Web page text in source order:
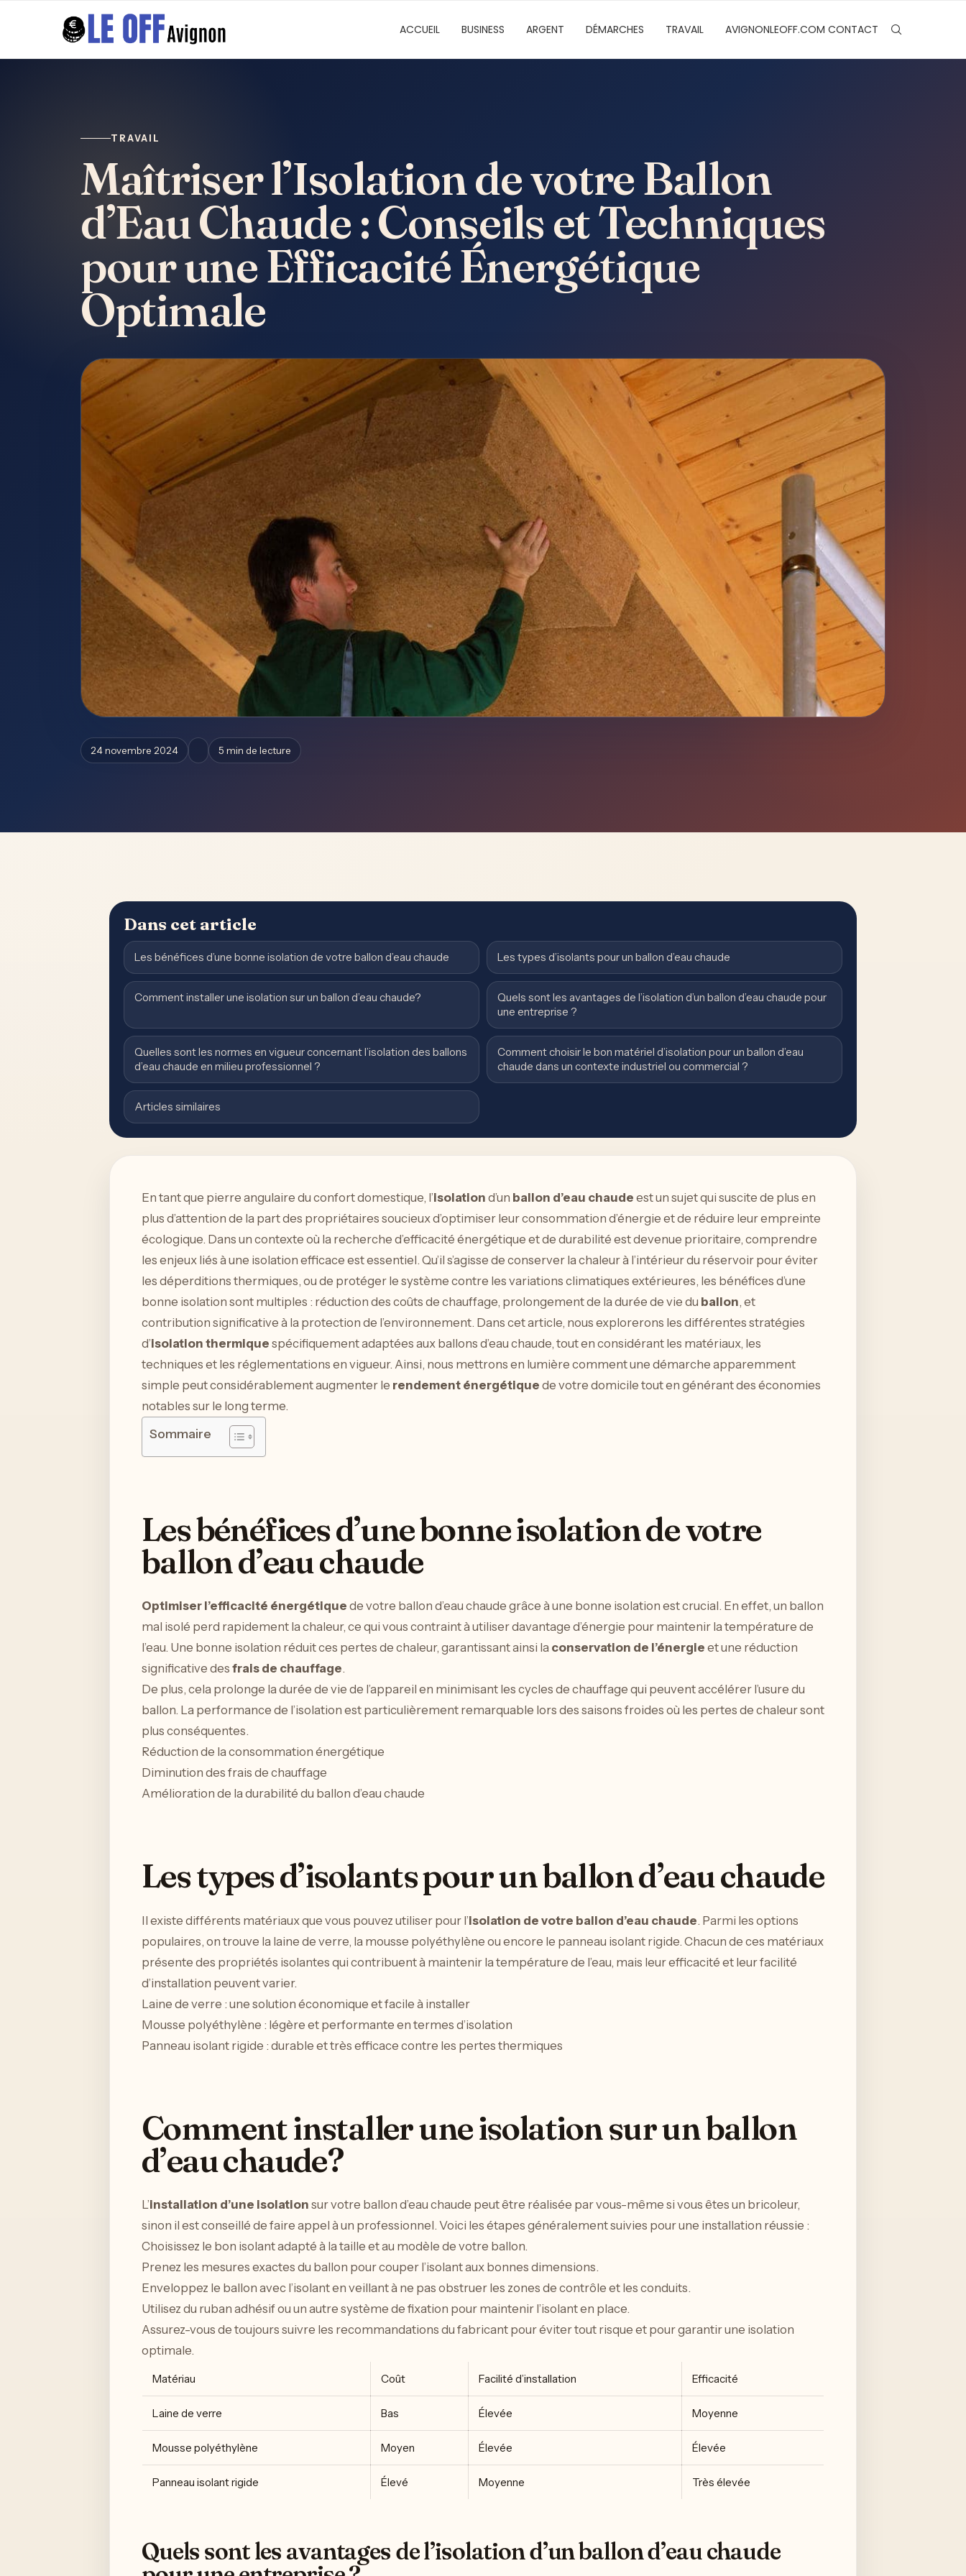
ACCUEIL BUSINESS ARGENT DÉMARCHES TRAVAIL AVIGNONLEOFF.COM CONTACT
TRAVAIL
Maîtriser l’Isolation de votre Ballon
d’Eau Chaude : Conseils et Techniques
pour une Efficacité Énergétique
Optimale
24 novembre 2024 5 min de lecture
Dans cet article
Les bénéfices d’une bonne isolation de votre ballon d’eau chaude Les types d’isolants pour un ballon d’eau chaude
Comment installer une isolation sur un ballon d’eau chaude?
Quels sont les avantages de l’isolation d’un ballon d’eau chaude pour
une entreprise ?
Quelles sont les normes en vigueur concernant l’isolation des ballons
d’eau chaude en milieu professionnel ?
Comment choisir le bon matériel d’isolation pour un ballon d’eau
chaude dans un contexte industriel ou commercial ?
Articles similaires
En tant que pierre angulaire du confort domestique, l’isolation d’un ballon d’eau chaude est un sujet qui suscite de plus en
plus d’attention de la part des propriétaires soucieux d’optimiser leur consommation d’énergie et de réduire leur empreinte
écologique. Dans un contexte où la recherche d’efficacité énergétique et de durabilité est devenue prioritaire, comprendre
les enjeux liés à une isolation efficace est essentiel. Qu’il s’agisse de conserver la chaleur à l’intérieur du réservoir pour éviter
les déperditions thermiques, ou de protéger le système contre les variations climatiques extérieures, les bénéfices d’une
bonne isolation sont multiples : réduction des coûts de chauffage, prolongement de la durée de vie du ballon, et
contribution significative à la protection de l’environnement. Dans cet article, nous explorerons les différentes stratégies
d’isolation thermique spécifiquement adaptées aux ballons d’eau chaude, tout en considérant les matériaux, les
techniques et les réglementations en vigueur. Ainsi, nous mettrons en lumière comment une démarche apparemment
simple peut considérablement augmenter le rendement énergétique de votre domicile tout en générant des économies
notables sur le long terme.
Sommaire
Les bénéfices d’une bonne isolation de votre
ballon d’eau chaude
Optimiser l’efficacité énergétique de votre ballon d’eau chaude grâce à une bonne isolation est crucial. En effet, un ballon
mal isolé perd rapidement la chaleur, ce qui vous contraint à utiliser davantage d’énergie pour maintenir la température de
l’eau. Une bonne isolation réduit ces pertes de chaleur, garantissant ainsi la conservation de l’énergie et une réduction
significative des frais de chauffage.
De plus, cela prolonge la durée de vie de l’appareil en minimisant les cycles de chauffage qui peuvent accélérer l’usure du
ballon. La performance de l’isolation est particulièrement remarquable lors des saisons froides où les pertes de chaleur sont
plus conséquentes.
Réduction de la consommation énergétique
Diminution des frais de chauffage
Amélioration de la durabilité du ballon d’eau chaude
Les types d’isolants pour un ballon d’eau chaude
Il existe différents matériaux que vous pouvez utiliser pour l’isolation de votre ballon d’eau chaude. Parmi les options
populaires, on trouve la laine de verre, la mousse polyéthylène ou encore le panneau isolant rigide. Chacun de ces matériaux
présente des propriétés isolantes qui contribuent à maintenir la température de l’eau, mais leur efficacité et leur facilité
d’installation peuvent varier.
Laine de verre : une solution économique et facile à installer
Mousse polyéthylène : légère et performante en termes d’isolation
Panneau isolant rigide : durable et très efficace contre les pertes thermiques
Comment installer une isolation sur un ballon
d’eau chaude?
L’installation d’une isolation sur votre ballon d’eau chaude peut être réalisée par vous-même si vous êtes un bricoleur,
sinon il est conseillé de faire appel à un professionnel. Voici les étapes généralement suivies pour une installation réussie :
Choisissez le bon isolant adapté à la taille et au modèle de votre ballon.
Prenez les mesures exactes du ballon pour couper l’isolant aux bonnes dimensions.
Enveloppez le ballon avec l’isolant en veillant à ne pas obstruer les zones de contrôle et les conduits.
Utilisez du ruban adhésif ou un autre système de fixation pour maintenir l’isolant en place.
Assurez-vous de toujours suivre les recommandations du fabricant pour éviter tout risque et pour garantir une isolation
optimale.
Matériau Coût Facilité d’installation Efficacité
Laine de verre Bas Élevée Moyenne
Mousse polyéthylène Moyen Élevée Élevée
Panneau isolant rigide Élevé Moyenne Très élevée
Quels sont les avantages de l’isolation d’un ballon d’eau chaude